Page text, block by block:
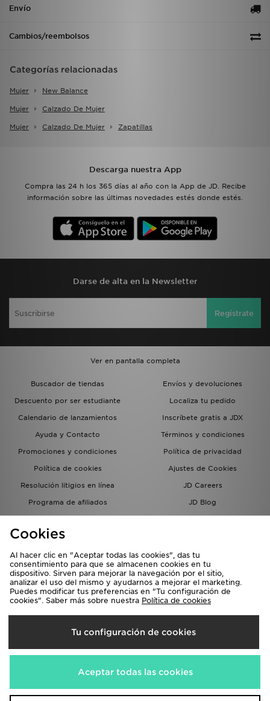
Envío
Cambios/reembolsos
Categorías relacionadas
Mujer New Balance
Mujer Calzado De Mujer
Mujer Calzado De Mujer Zapatillas
Descarga nuestra App
Compra las 24 h los 365 días al año con la App de JD. Recibe
información sobre las últimas novedades estés donde estés.
Darse de alta en la Newsletter
Regístrate
Ver en pantalla completa
Buscador de tiendas
Envíos y devoluciones
Descuento por ser estudiante
Localiza tu pedido
Calendario de lanzamientos
Inscríbete gratis a JDX
Ayuda y Contacto
Términos y condiciones
Promociones y condiciones
Política de privacidad
Política de cookies
Ajustes de Cookies
Resolución litigios en línea
JD Careers
Programa de afiliados
JD Blog
del grupo JD - Whistleblowing
Selecciona País
España
Aceptamos las siguientes formas de pago
Cookies
Al hacer clic en "Aceptar todas las cookies", das tu
consentimiento para que se almacenen cookies en tu
dispositivo. Sirven para mejorar la navegación por el sitio,
analizar el uso del mismo y ayudarnos a mejorar el marketing.
Puedes modificar tus preferencias en "Tu configuración de
cookies". Saber más sobre nuestra Política de cookies
Tu configuración de cookies
Aceptar todas las cookies